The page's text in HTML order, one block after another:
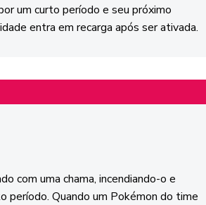
um curto período e seu próximo
entra em recarga após ser ativada.
com uma chama, incendiando-o e
período. Quando um Pokémon do time